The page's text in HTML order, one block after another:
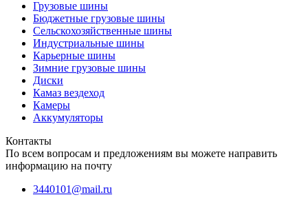
Грузовые шины
Бюджетные грузовые шины
Сельскохозяйственные шины
Индустриальные шины
Карьерные шины
Зимние грузовые шины
Диски
Камаз вездеход
Камеры
Аккумуляторы
Контакты
По всем вопросам и предложениям вы можете направить
информацию на почту
3440101@mail.ru